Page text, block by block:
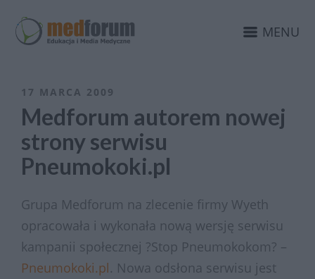
MENU
17 MARCA 2009
Medforum autorem nowej
strony serwisu
Pneumokoki.pl
Grupa Medforum na zlecenie firmy Wyeth
opracowała i wykonała nową wersję serwisu
kampanii społecznej ?Stop Pneumokokom? –
Pneumokoki.pl. Nowa odsłona serwisu jest